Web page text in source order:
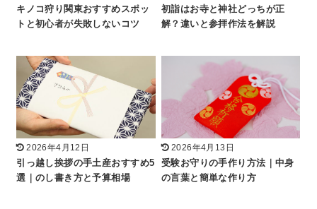
キノコ狩り関東おすすめスポッ
トと初心者が失敗しないコツ
初詣はお寺と神社どっちが正
解？違いと参拝作法を解説
2026年4月12日
引っ越し挨拶の手土産おすすめ5
選｜のし書き方と予算相場
2026年4月13日
受験お守りの手作り方法｜中身
の言葉と簡単な作り方